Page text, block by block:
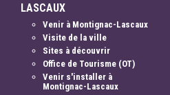
LASCAUX
Venir à Montignac-Lascaux
Visite de la ville
Sites à découvrir
Office de Tourisme (OT)
Venir s'installer à
Montignac-Lascaux